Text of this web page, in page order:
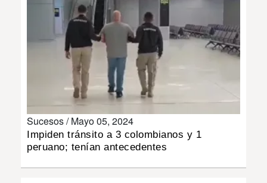
DEPORTES
MUNDO
Sucesos /Mayo 05, 2024
Impiden tránsito a 3 colombianos y 1
peruano; tenían antecedentes